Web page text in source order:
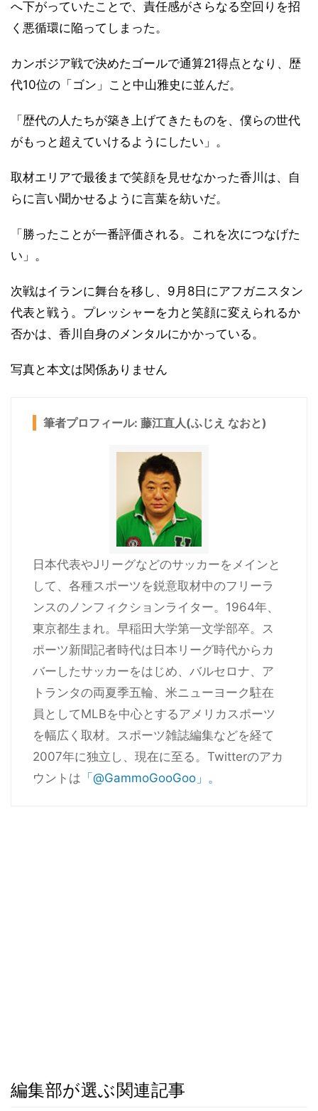
へ下がっていたことで、責任感がさらなる空回りを招
く悪循環に陥ってしまった。
カンボジア戦で決めたゴールで通算21得点となり、歴
代10位の「ゴン」こと中山雅史に並んだ。
「歴代の人たちが築き上げてきたものを、僕らの世代
がもっと超えていけるようにしたい」。
取材エリアで最後まで笑顔を見せなかった香川は、自
らに言い聞かせるように言葉を紡いだ。
「勝ったことが一番評価される。これを次につなげた
い」。
次戦はイランに舞台を移し、9月8日にアフガニスタン
代表と戦う。プレッシャーを力と笑顔に変えられるか
否かは、香川自身のメンタルにかかっている。
写真と本文は関係ありません
筆者プロフィール: 藤江直人(ふじえ なおと)
日本代表やJリーグなどのサッカーをメインと
して、各種スポーツを鋭意取材中のフリーラ
ンスのノンフィクションライター。1964年、
東京都生まれ。早稲田大学第一文学部卒。ス
ポーツ新聞記者時代は日本リーグ時代からカ
バーしたサッカーをはじめ、バルセロナ、ア
トランタの両夏季五輪、米ニューヨーク駐在
員としてMLBを中心とするアメリカスポーツ
を幅広く取材。スポーツ雑誌編集などを経て
2007年に独立し、現在に至る。Twitterのアカ
ウントは 「@GammoGooGoo」。
編集部が選ぶ関連記事